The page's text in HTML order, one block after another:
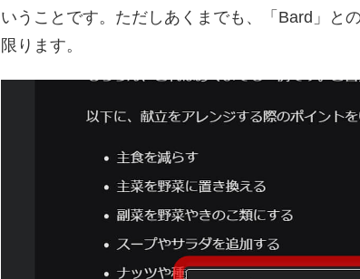
いうことです。ただしあくまでも、「Bard」と
限ります。